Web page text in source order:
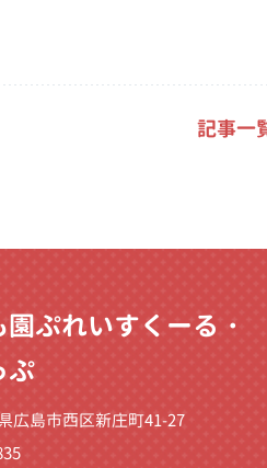
記事一
ぷれいすくーる・
ぷ
広島市西区新庄町41-27